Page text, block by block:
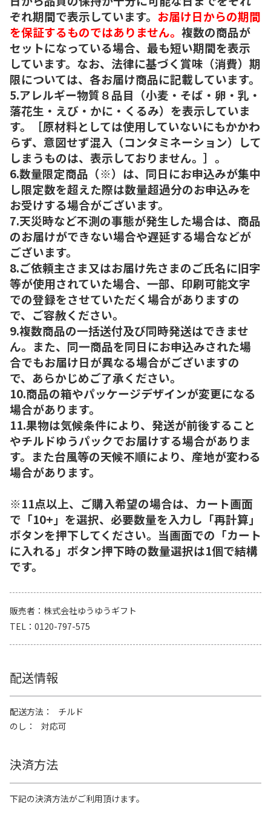
ぞれ期間で表示しています。 お届け日からの期間
を保証するものではありません。 複数の商品が
セットになっている場合、最も短い期間を表示
しています。なお、法律に基づく賞味（消費）期
限については、各お届け商品に記載しています。
5.アレルギー物質８品目（小麦・そば・卵・乳・
落花生・えび・かに・くるみ）を表示していま
す。［原材料としては使用していないにもかかわ
らず、意図せず混入（コンタミネーション）して
しまうものは、表示しておりません。］。
6.数量限定商品（※）は、同日にお申込みが集中
し限定数を超えた際は数量超過分のお申込みを
お受けする場合がございます。
7.天災時など不測の事態が発生した場合は、商品
のお届けができない場合や遅延する場合などが
ございます。
8.ご依頼主さま又はお届け先さまのご氏名に旧字
等が使用されていた場合、一部、印刷可能文字
での登録をさせていただく場合がありますの
で、ご容赦ください。
9.複数商品の一括送付及び同時発送はできませ
ん。また、同一商品を同日にお申込みされた場
合でもお届け日が異なる場合がございますの
で、あらかじめご了承ください。
10.商品の箱やパッケージデザインが変更になる
場合があります。
11.果物は気候条件により、発送が前後すること
やチルドゆうパックでお届けする場合がありま
す。また台風等の天候不順により、産地が変わる
場合があります。
※11点以上、ご購入希望の場合は、カート画面
で「10+」を選択、必要数量を入力し「再計算」
ボタンを押下してください。当画面での「カート
に入れる」ボタン押下時の数量選択は1個で結構
です。
販売者
株式会社ゆうゆうギフト
TEL
0120-797-575
配送情報
配送方法
チルド
のし
対応可
決済方法
下記の決済方法がご利用頂けます。